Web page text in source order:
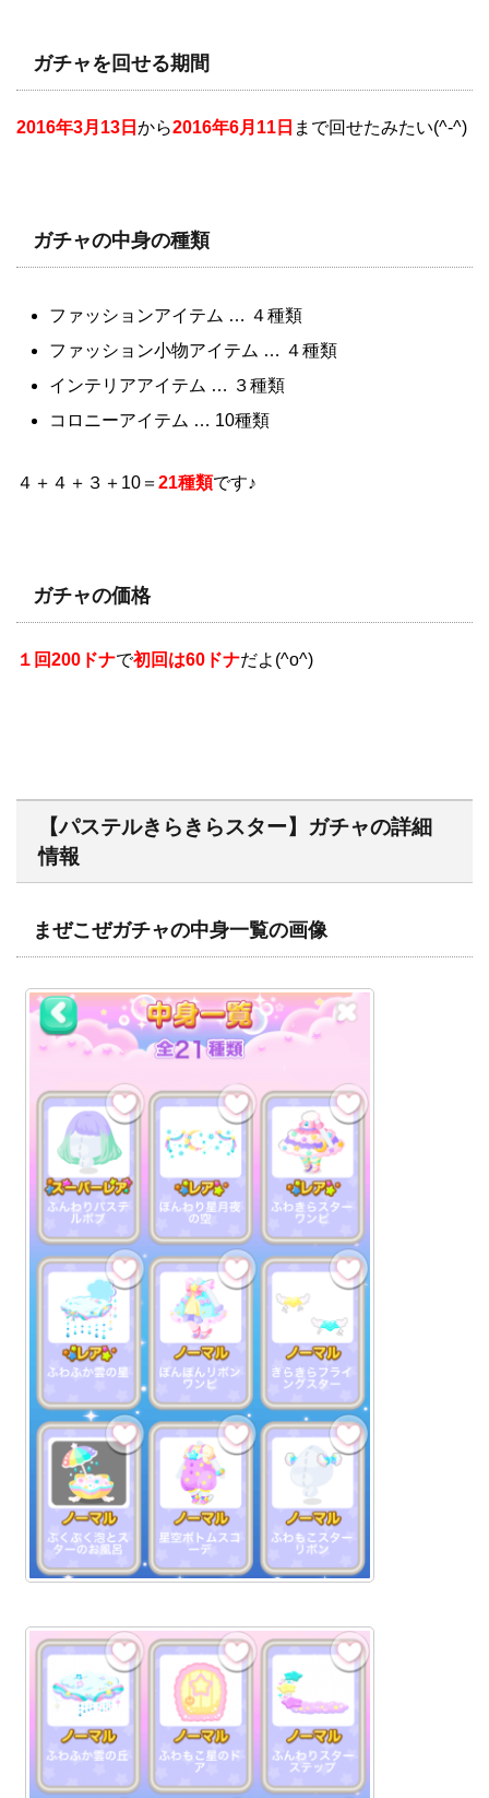
ガチャを回せる期間
2016年3月13日 から2016年6月11日 まで回せたみたい(^-^)
ガチャの中身の種類
ファッションアイテム … ４種類
ファッション小物アイテム … ４種類
インテリアアイテム … ３種類
コロニーアイテム … 10種類
４＋４＋３＋10＝ 21種類です♪
ガチャの価格
１回200ドナで初回は60ドナだよ(^o^)
【パステルきらきらスター】ガチャの詳細
情報
まぜこぜガチャの中身一覧の画像